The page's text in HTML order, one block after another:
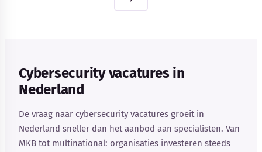
Cybersecurity vacatures in
Nederland
De vraag naar cybersecurity vacatures groeit in
Nederland sneller dan het aanbod aan specialisten. Van
MKB tot multinational: organisaties investeren steeds